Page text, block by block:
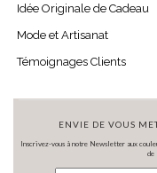
Idée Originale de Cadeau
Mode et Artisanat
Témoignages Clients
ENVIE DE VOUS
Inscrivez-vous à notre Newsletter aux
de